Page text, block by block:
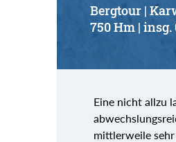
Bergtour |
750 Hm |
Eine nicht allzu
mittlerweile